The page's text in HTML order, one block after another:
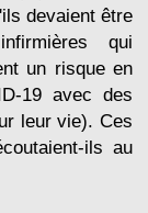
devaient être
qui
un risque en
19 avec des
leur vie). Ces
ils au